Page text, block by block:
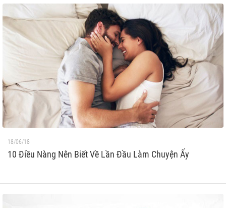
18/06/18
10 Điều Nàng Nên Biết Về Lần Đầu Làm Chuyện Ấy